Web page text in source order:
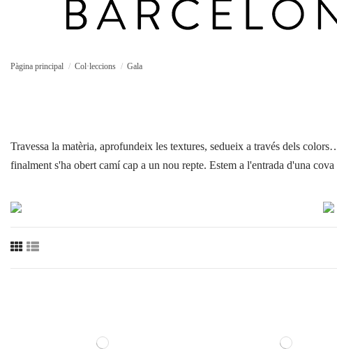
Pàgina principal Col·leccions Gala
Travessa la matèria, aprofundeix les textures, sedueix a través dels
finalment s'ha obert camí cap a un nou repte. Estem a l'entrada d'una